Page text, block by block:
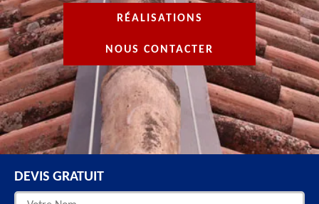
RÉALISATIONS
NOUS CONTACTER
DEVIS GRATUIT